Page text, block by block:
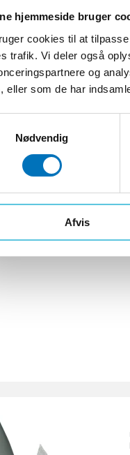
hjemmeside bruger
cookies til at
trafik. Vi deler også
og
eller som de har
Nødvendig
Afvis